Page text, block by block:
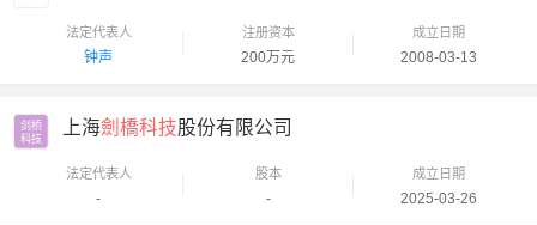
法定代表人
钟声
注册资本
200万元
成立日期
2008-03-13
剑桥
科技
上海劍橋科技股份有限公司
法定代表人
-
股本
-
成立日期
2025-03-26